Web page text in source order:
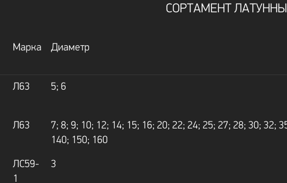
СОРТАМЕНТ
Марка Диаметр
Л63 5; 6
Л63
7; 8; 9; 10; 12; 14; 15; 16; 20; 22; 24; 25; 27; 28; 30; 32;
140; 150; 160
ЛС59-
1
3